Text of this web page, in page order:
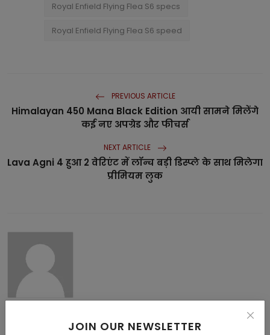
JOIN OUR NEWSLETTER
Royal Enfield Flying Flea S6 specs
Royal Enfield Flying Flea S6 speed
PREVIOUS ARTICLE
Himalayan 450 Mana Black Edition आयी सामने मिलेंगे
कई नए अपग्रेड और फीचर्स
NEXT ARTICLE
Lava Agni 4 हुआ 2 वेरिएंट में लॉन्च बड़ी डिस्प्ले के साथ मिलेगा
प्रीमियम लुक
My name is Vandana Raghav. I live in Jodhpur. I have done